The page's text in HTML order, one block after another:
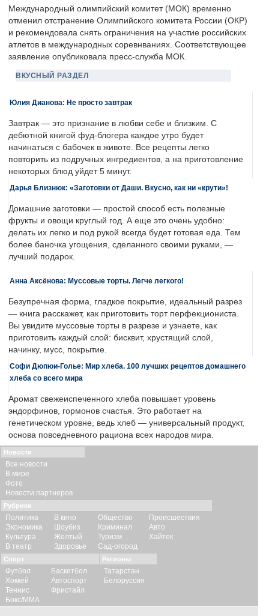
Международный олимпийский комитет (МОК) временно
отменил отстранение Олимпийского комитета России (ОКР)
и рекомендовала снять ограничения на участие российских
атлетов в международных соревнваниях. Соответствующее
заявление опубликовала пресс-служба МОК.
ВКУСНЫЙ РАЗДЕЛ
Юлия Дианова: Не просто завтрак
Завтрак — это признание в любви себе и близким. С
дебютной книгой фуд-блогера каждое утро будет
начинаться с бабочек в животе. Все рецепты легко
повторить из подручных ингредиентов, а на приготовление
некоторых блюд уйдет 5 минут.
Дарья Близнюк: «Заготовки от Даши. Вкусно, как ни «крути»!
Домашние заготовки — простой способ есть полезные
фрукты и овощи круглый год. А еще это очень удобно:
делать их легко и под рукой всегда будет готовая еда. Тем
более баночка угощения, сделанного своими руками, —
лучший подарок.
Анна Аксёнова: Муссовые торты. Легче легкого!
Безупречная форма, гладкое покрытие, идеальный разрез
— книга расскажет, как приготовить торт перфекциониста.
Вы увидите муссовые торты в разрезе и узнаете, как
приготовить каждый слой: бисквит, хрустящий слой,
начинку, мусс, покрытие.
Софи Дюпюи-Голье: Мир хлеба. 100 лучших рецептов домашнего
хлеба со всего мира
Аромат свежеиспеченного хлеба повышает уровень
эндорфинов, гормонов счастья. Это работает на
генетическом уровне, ведь хлеб — универсальный продукт,
основа повседневного рациона всех народов мира.
Новости
Все новости
В мире
Фото
Новости партнеров
Рубрики
Политика
Экономика
Культура
В театр
В кино
Шоубиз
Желтый
Здоровье
Общество
Криминал
Туризм
Сад-огород
Происшествия
Авто
Хайтек
Спорт
Футбол
Хоккей
Теннис
Бокс/ММА
Баскетбол
Автоспорт
Фристайл
Регионы
Татарстан
Белоруссия